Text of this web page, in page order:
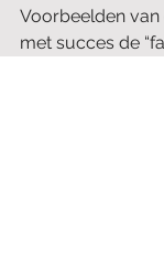
Voorbeelden
met succes de